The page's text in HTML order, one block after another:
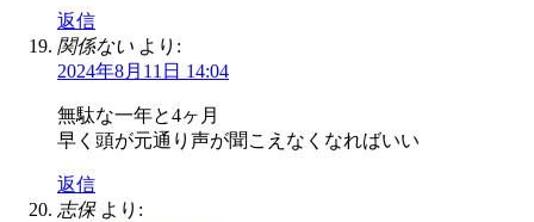
返信
関係ない より:
2024年8月11日 14:04
無駄な一年と4ヶ月
早く頭が元通り声が聞こえなくなればいい
返信
志保 より: